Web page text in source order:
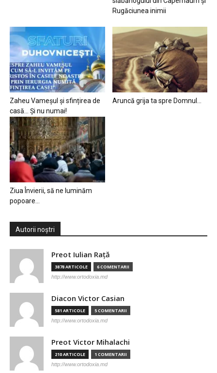
Rugăciunea inimii
Zaheu Vameșul și sfințirea de
casă… Și nu numai!
Aruncă grija ta spre Domnul…
Ziua Învierii, să ne luminăm
popoare…
Autorii noștri
Preot Iulian Raţă
3878 ARTICOLE 6 COMENTARII
http://www.ortodoxia.md
Diacon Victor Casian
581 ARTICOLE 5 COMENTARII
http://www.ortodoxia.md
Preot Victor Mihalachi
210 ARTICOLE 1 COMENTARII
http://www.ortodoxia.md